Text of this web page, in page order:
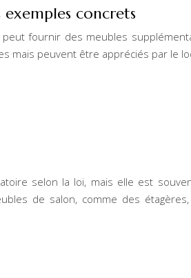
concrets
fournir des meubles
mais peuvent être appréciés par le
selon la loi, mais elle est
de salon, comme des